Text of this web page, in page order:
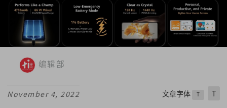
编辑部
November 4, 2022 文章字体 T T